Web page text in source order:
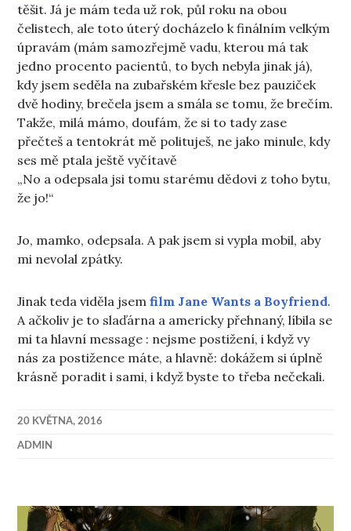
těšit. Já je mám teda už rok, půl roku na obou
čelistech, ale toto úterý docházelo k finálním velkým
úpravám (mám samozřejmě vadu, kterou má tak
jedno procento pacientů, to bych nebyla jinak já),
kdy jsem seděla na zubařském křesle bez pauziček
dvě hodiny, brečela jsem a smála se tomu, že brečím.
Takže, milá mámo, doufám, že si to tady zase
přečteš a tentokrát mě polituješ, ne jako minule, kdy
ses mě ptala ještě vyčítavě
„No a odepsala jsi tomu starému dědovi z toho bytu,
že jo!“
Jo, mamko, odepsala. A pak jsem si vypla mobil, aby
mi nevolal zpátky.
Jinak teda viděla jsem film Jane Wants a Boyfriend.
A ačkoliv je to slaďárna a americky přehnaný, líbila se
mi ta hlavní message : nejsme postižení, i když vy
nás za postižence máte, a hlavně: dokážem si úplně
krásně poradit i sami, i když byste to třeba nečekali.
20 KVĚTNA, 2016
ADMIN